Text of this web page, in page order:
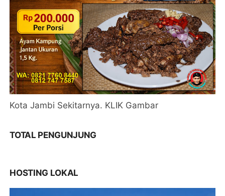
Kota Jambi Sekitarnya. KLIK Gambar
TOTAL PENGUNJUNG
HOSTING LOKAL